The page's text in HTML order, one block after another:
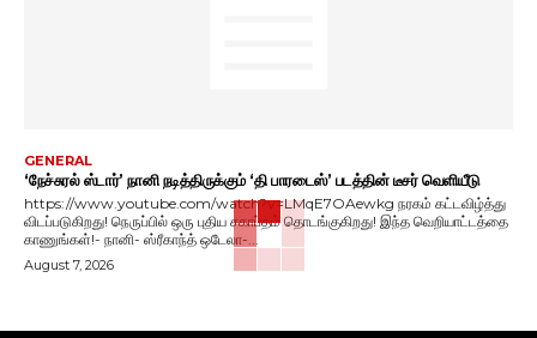
GENERAL
‘நேச்சுரல் ஸ்டார்’ நானி நடித்திருக்கும் ‘தி பாரடைஸ்’ படத்தின் டீசர் வெளியீடு
https://www.youtube.com/watch?v=LMqE7OAewkg நரகம் கட்டவிழ்த்து
விடப்படுகிறது! நெருப்பில் ஒரு புதிய சகாப்தம் தொடங்குகிறது! இந்த வெறியாட்டத்தை
காணுங்கள்!- நானி- ஸ்ரீகாந்த் ஒடேலா-...
August 7, 2026